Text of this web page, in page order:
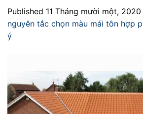
Published 11 Tháng mười một, 2020
nguyên tắc chọn màu mái tôn hợp
ý